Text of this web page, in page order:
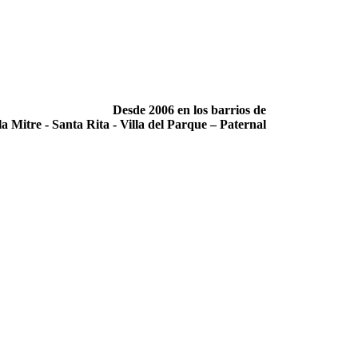
Desde 2006 en los barrios de
Mitre -­ Santa Rita -­ Villa del Parque – Paternal